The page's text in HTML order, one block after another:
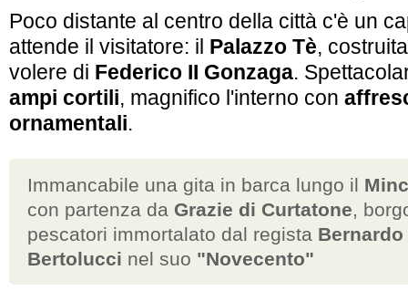
Poco distante al centro della città c'è un
attende il visitatore: il Palazzo Tè,
volere di Federico II Gonzaga.
ampi cortili, magnifico l'interno con
ornamentali.
Immancabile una gita in barca lungo il
con partenza da Grazie di Curtatone,
pescatori immortalato dal regista Bernardo
Bertolucci nel suo "Novecento"